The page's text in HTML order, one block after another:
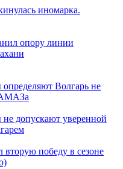
иномарка.
опору линии
Волгарь не
допускают уверенной
победу в сезоне